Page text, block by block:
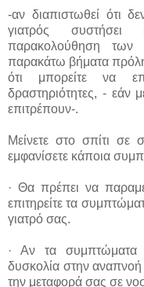
-αν διαπιστωθεί ότι
γιατρός
παρακολούθηση των
παρακάτω βήματα
ότι μπορείτε να
δραστηριότητες, - εάν
επιτρέπουν-.
Μείνετε στο σπίτι σε
εμφανίσετε κάποια
· Θα πρέπει να
επιτηρείτε τα
γιατρό σας.
· Αν τα συμπτώματα
δυσκολία στην
την μεταφορά σας σε